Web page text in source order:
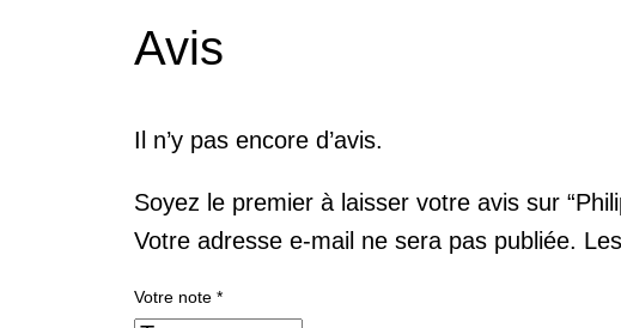
Avis
Il n’y pas encore d’avis.
Soyez le premier à laisser votre avis sur
Votre adresse e-mail ne sera pas publiée.
Votre note *